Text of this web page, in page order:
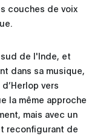
couches de voix
de l'Inde, et
dans sa musique,
vers
la même approche
mais avec un
reconfigurant de